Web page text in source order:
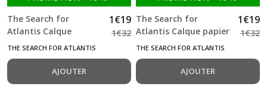
The Search for
Atlantis Calque
navires, oeuvre, feuille
1€19
1€32
THE SEARCH FOR ATLANTIS
AJOUTER
The Search for
Atlantis Calque papier
à lettre feuille A4 ITD -
1€19
1€32
THE SEARCH FOR ATLANTIS
AJOUTER